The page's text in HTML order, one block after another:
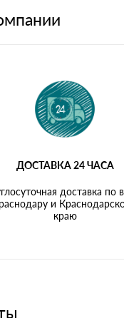
ДОСТАВКА 24 ЧАСА
доставка по
и
краю